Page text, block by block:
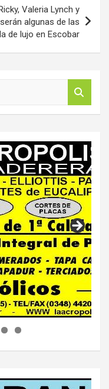
Valeria Lynch y
algunas de las
de lujo en Escobar